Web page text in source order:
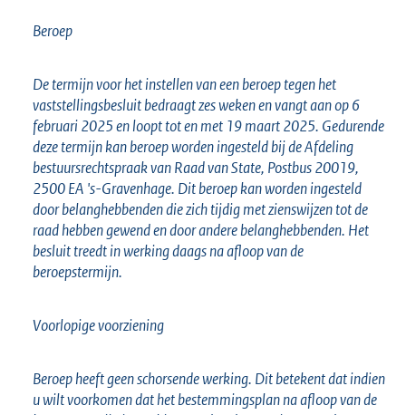
Beroep
De termijn voor het instellen van een beroep tegen het
vaststellingsbesluit bedraagt zes weken en vangt aan op 6
februari 2025 en loopt tot en met 19 maart 2025. Gedurende
deze termijn kan beroep worden ingesteld bij de Afdeling
bestuursrechtspraak van Raad van State, Postbus 20019,
2500 EA 's-Gravenhage. Dit beroep kan worden ingesteld
door belanghebbenden die zich tijdig met zienswijzen tot de
raad hebben gewend en door andere belanghebbenden. Het
besluit treedt in werking daags na afloop van de
beroepstermijn.
Voorlopige voorziening
Beroep heeft geen schorsende werking. Dit betekent dat indien
u wilt voorkomen dat het bestemmingsplan na afloop van de